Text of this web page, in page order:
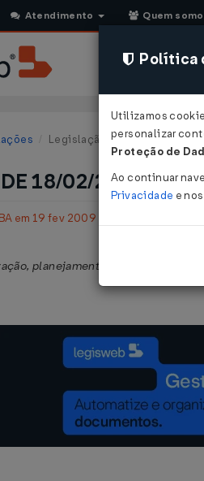
Atendimento Quem
Legislação Estadual - Bahia
DE 18/02/2009
em 19 fev 2009
planejamento, fiscalização e
Política
Utilizamos
personalizar
Proteção de
Ao continuar
Privacidade e